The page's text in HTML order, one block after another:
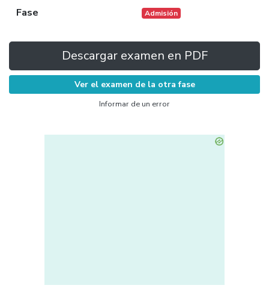
Fase Admisión
Descargar examen en PDF
Ver el examen de la otra fase
Informar de un error